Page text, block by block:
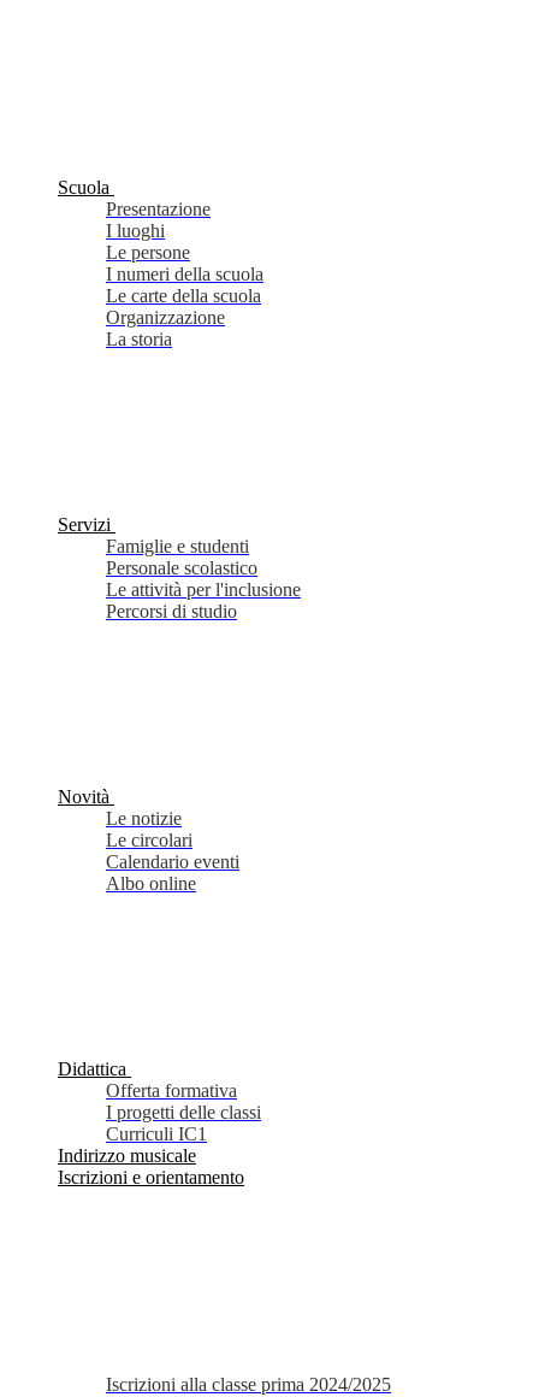
Scuola
Presentazione
I luoghi
Le persone
I numeri della scuola
Le carte della scuola
Organizzazione
La storia
Servizi
Famiglie e studenti
Personale scolastico
Le attività per l'inclusione
Percorsi di studio
Novità
Le notizie
Le circolari
Calendario eventi
Albo online
Didattica
Offerta formativa
I progetti delle classi
Curriculi IC1
Indirizzo musicale
Iscrizioni e orientamento
Iscrizioni alla classe prima 2024/2025